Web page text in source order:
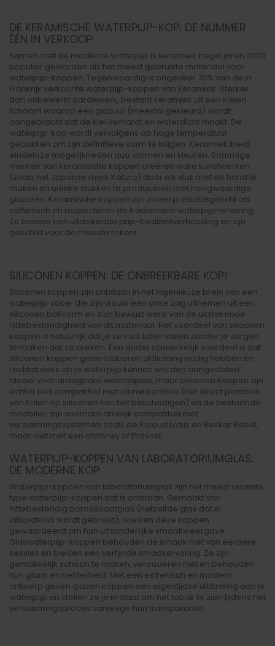
DE KERAMISCHE WATERPIJP-KOP: DE NUMMER
ÉÉN IN VERKOOP
Samen met de moderne waterpijp is keramiek begin jaren 2000
populair geworden als het meest gebruikte materiaal voor
waterpijp-koppen. Tegenwoordig is ongeveer 70% van de in
Frankrijk verkochte waterpijp-koppen van keramiek. Sterker
dan onbewerkt aardewerk, bestaat keramiek uit een kleien
lichaam waarop een glazuur (meestal gekleurd) wordt
aangebracht dat de klei verhardt en waterdicht maakt. De
waterpijp-kop wordt vervolgens op hoge temperatuur
gebakken om zijn definitieve vorm te krijgen. Keramiek biedt
eindeloze mogelijkheden qua vormen en kleuren. Sommige
merken van keramische koppen creëren ware kunstwerken
(zoals het Japanse merk Katuro) door elk stuk met de hand te
maken en unieke stukken te produceren met hoogwaardige
glazuren. Keramische koppen zijn zowel prestatiegericht als
esthetisch en respecteren de traditionele waterpijp-ervaring.
Ze bieden een uitstekende prijs-kwaliteitverhouding en zijn
geschikt voor de meeste rokers.
SILICONEN KOPPEN: DE ONBREEKBARE KOP!
Siliconen koppen zijn ontstaan in het ingenieuze brein van een
waterpijp-roker die zijn vrouw een cake zag uitnemen uit een
siliconen bakvorm en zich bewust werd van de uitstekende
hittebestendigheid van dit materiaal. Het voordeel van siliconen
koppen is natuurlijk dat je ze kunt laten vallen zonder je zorgen
te maken dat ze breken. Een ander opmerkelijk voordeel is dat
siliconen koppen geen rubberen afdichting nodig hebben en
rechtstreeks op je waterpijp kunnen worden aangesloten.
Ideaal voor draagbare waterpijpen, maar siliconen koppen zijn
echter niet compatibel met aluminiumfolie (het direct plaatsen
van kolen op siliconen kan het beschadigen) en de bestaande
modellen zijn voornam amelijk compatibel met
verwarmingssystemen zoals de Kaloud Lotus en Beskar Rebel,
maar niet met een chimney of Provost.
WATERPIJP-KOPPEN VAN LABORATORIUMGLAS:
DE MODERNE KOP
Waterpijp-koppen van laboratoriumglas zijn het meest recente
type waterpijp-koppen dat is ontstaan. Gemaakt van
hittebestendig borosilicaatglas (hetzelfde glas dat in
laboratoria wordt gebruikt), worden deze koppen
gewaardeerd om hun uitzonderlijke smaakweergave.
Glaswaterpijp-koppen behouden de smaak niet van eerdere
sessies en bieden een verfijnde smaakervaring. Ze zijn
gemakkelijk schoon te maken, verouderen niet en behouden
hun glans en helderheid. Met een esthetisch en modern
ontwerp geven glazen koppen een eigentijdse uitstraling aan je
waterpijp en stellen ze je in staat om het tabak te zien tijdens het
verwarmingsproces vanwege hun transparantie.